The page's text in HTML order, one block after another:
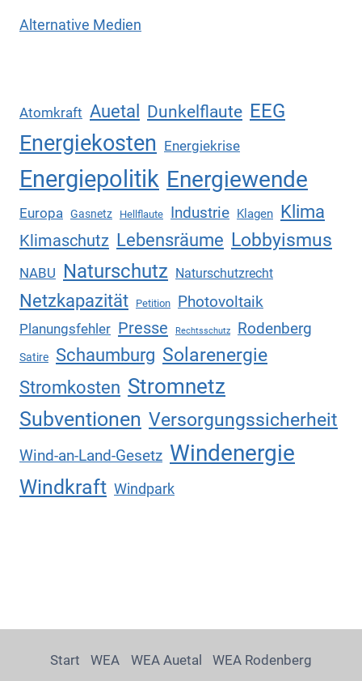
Alternative Medien
Atomkraft Auetal Dunkelflaute EEG
Energiekosten Energiekrise
Energiepolitik Energiewende
Europa Gasnetz Hellflaute Industrie Klagen Klima
Klimaschutz Lebensräume Lobbyismus
NABU Naturschutz Naturschutzrecht
Netzkapazität Petition Photovoltaik
Planungsfehler Presse Rechtsschutz Rodenberg
Satire Schaumburg Solarenergie
Stromkosten Stromnetz
Subventionen Versorgungssicherheit
Wind-an-Land-Gesetz Windenergie
Windkraft Windpark
Start WEA WEA Auetal
WEA Rodenberg